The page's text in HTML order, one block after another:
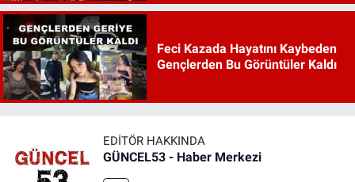
Feci Kazada Hayatını Kaybeden
Gençlerden Bu Görüntüler Kaldı
EDITÖR HAKKINDA
GÜNCEL53 - Haber Merkezi